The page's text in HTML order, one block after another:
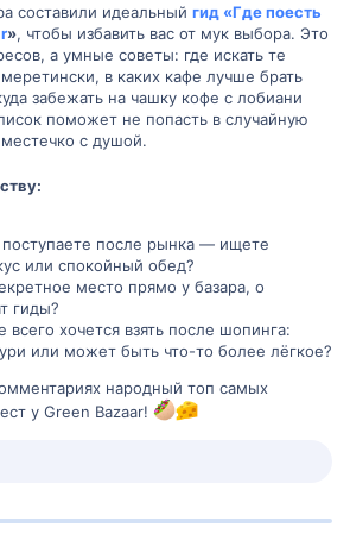
составили идеальный гид «Где поесть
», чтобы избавить вас от мук выбора. Это
а умные советы: где искать те
в каких кафе лучше брать
забежать на чашку кофе с лобиани
поможет не попасть в случайную
местечко с душой.
после рынка — ищете
или спокойный обед?
место прямо у базара, о
гиды?
всего хочется взять после шопинга:
или может быть что-то более лёгкое?
народный топ самых
у Green Bazaar!